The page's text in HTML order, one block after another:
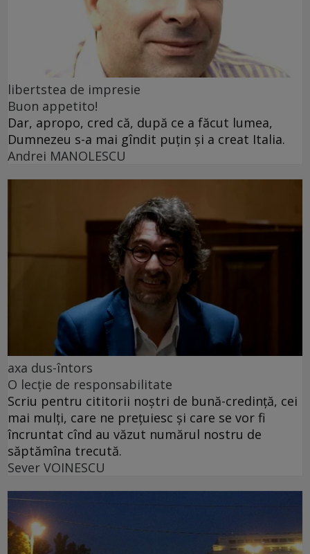
libertstea de impresie
Buon appetito!
Dar, apropo, cred că, după ce a făcut lumea,
Dumnezeu s-a mai gîndit puțin și a creat Italia.
Andrei MANOLESCU
axa dus-întors
O lecție de responsabilitate
Scriu pentru cititorii noștri de bună-credință, cei
mai mulți, care ne prețuiesc și care se vor fi
încruntat cînd au văzut numărul nostru de
săptămîna trecută.
Sever VOINESCU